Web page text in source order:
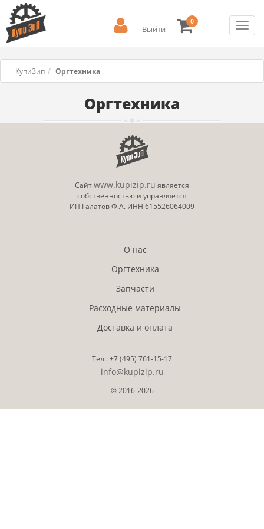
Выйти
0
КупиЗип Оргтехника
Оргтехника
Сайтwww.kupizip.ru является
собственностью и управляется
ИП Галатов Ф.А. ИНН 615526064009
О нас
Оргтехника
Запчасти
Расходные материалы
Доставка и оплата
Тел.:+7 (495) 761-15-17
info@kupizip.ru
© 2016-2026